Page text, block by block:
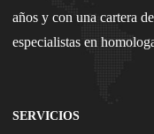
años y con una cartera
especialistas en
SERVICIOS